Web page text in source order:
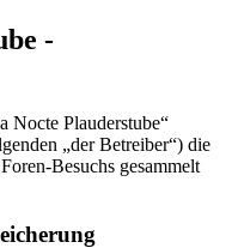
-
Nocte Plauderstube“
„der Betreiber“) die
Besuchs gesammelt